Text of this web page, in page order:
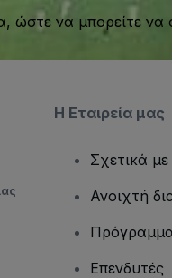
ώστε να μπορείτε να
Η Εταιρεία μας
Σχετικά
Ανοιχτή
Επενδυτές